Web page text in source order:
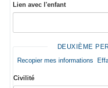
Lien avec l'enfant
DEUXIÈME
Recopier mes informations
Civilité